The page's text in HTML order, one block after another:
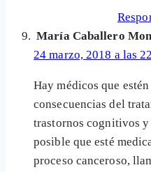
María Caballero
24 marzo, 2018 a las
Hay médicos que
consecuencias del
trastornos cognitivos y
posible que esté
proceso canceroso,